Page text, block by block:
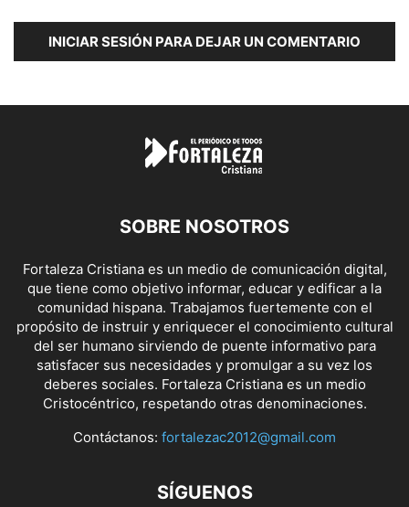
INICIAR SESIÓN PARA DEJAR UN COMENTARIO
SOBRE NOSOTROS
Fortaleza Cristiana es un medio de comunicación digital,
que tiene como objetivo informar, educar y edificar a la
comunidad hispana. Trabajamos fuertemente con el
propósito de instruir y enriquecer el conocimiento cultural
del ser humano sirviendo de puente informativo para
satisfacer sus necesidades y promulgar a su vez los
deberes sociales. Fortaleza Cristiana es un medio
Cristocéntrico, respetando otras denominaciones.
Contáctanos: fortalezac2012@gmail.com
SÍGUENOS